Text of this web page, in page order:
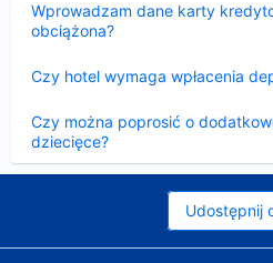
Wprowadzam dane karty
obciążona?
Czy hotel wymaga wpłacenia
Czy można poprosić o
dziecięce?
Udostępnij